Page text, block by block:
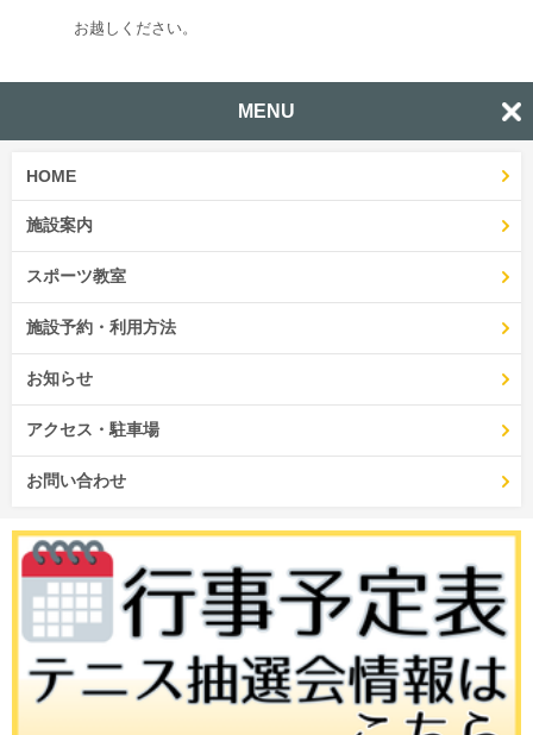
お越しください。
MENU
HOME
施設案内
スポーツ教室
施設予約・利用方法
お知らせ
アクセス・駐車場
お問い合わせ